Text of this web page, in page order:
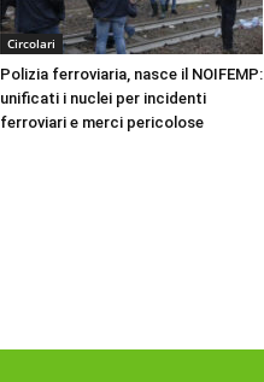
Circolari
Polizia ferroviaria, nasce il NOIFEMP:
unificati i nuclei per incidenti
ferroviari e merci pericolose